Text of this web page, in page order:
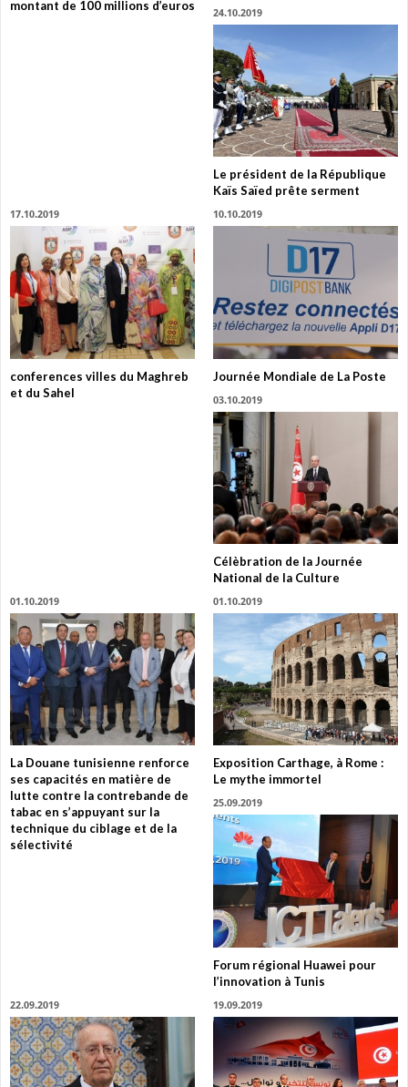
montant de 100 millions d’euros
24.10.2019
Le président de la République
Kaïs Saïed prête serment
17.10.2019
conferences villes du Maghreb
et du Sahel
10.10.2019
Journée Mondiale de La Poste
03.10.2019
Célèbration de la Journée
National de la Culture
01.10.2019
La Douane tunisienne renforce
ses capacités en matière de
lutte contre la contrebande de
tabac en s’appuyant sur la
technique du ciblage et de la
sélectivité
01.10.2019
Exposition Carthage, à Rome :
Le mythe immortel
25.09.2019
Forum régional Huawei pour
l’innovation à Tunis
22.09.2019 19.09.2019